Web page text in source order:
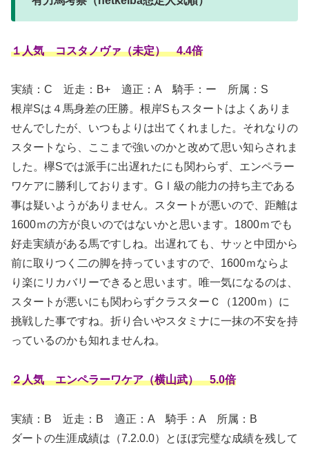
１人気 コスタノヴァ（未定） 4.4倍
実績：C 近走：B+ 適正：A 騎手：ー 所属：S
根岸Sは４馬身差の圧勝。根岸Sもスタートはよくありま
せんでしたが、いつもよりは出てくれました。それなりの
スタートなら、ここまで強いのかと改めて思い知らされま
した。欅Sでは派手に出遅れたにも関わらず、エンペラー
ワケアに勝利しております。GⅠ級の能力の持ち主である
事は疑いようがありません。スタートが悪いので、距離は
1600ｍの方が良いのではないかと思います。1800ｍでも
好走実績がある馬ですしね。出遅れても、サッと中団から
前に取りつく二の脚を持っていますので、1600ｍならよ
り楽にリカバリーできると思います。唯一気になるのは、
スタートが悪いにも関わらずクラスターＣ（1200ｍ）に
挑戦した事ですね。折り合いやスタミナに一抹の不安を持
っているのかも知れませんね。
２人気 エンペラーワケア（横山武） 5.0倍
実績：B 近走：B 適正：A 騎手：A 所属：B
ダートの生涯成績は（7.2.0.0）とほぼ完璧な成績を残して